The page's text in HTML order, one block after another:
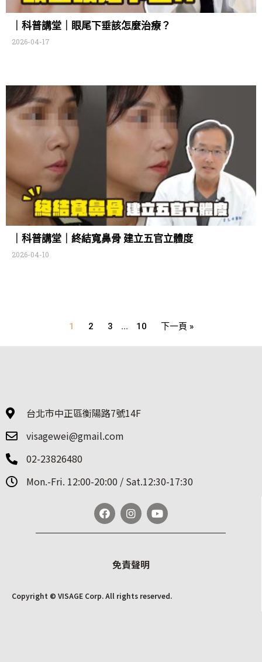
｜科普講堂｜眼尾下垂該怎麼治療？
2026-04-17
｜科普講堂｜終結寬鼻骨 建立五官立體度
2026-04-10
1 2 3 ... 10 下一頁 »
Copyright © VISAGE Corp. All rights reserved.
免責聲明
台北市中正區衡陽路7號14F
visagewei@gmail.com
02-23826480
Mon.-Fri. 12:00-20:00 / Sat.12:30-17:30